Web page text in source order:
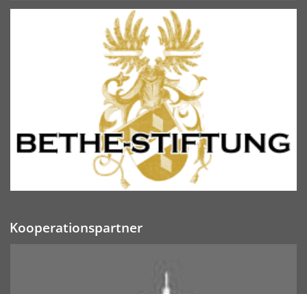
Kooperationspartner